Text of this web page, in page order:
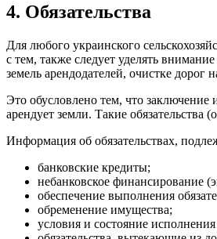
4. Обязательства
Для любого украинского
с тем, также следует уделять
земель арендодателей, очистке
Это обусловлено тем, что
арендует земли. Такие
Информация об обязательствах,
банковские кредиты;
небанковское финансирование
обеспечение выполнения
обременение имущества;
условия и состояние